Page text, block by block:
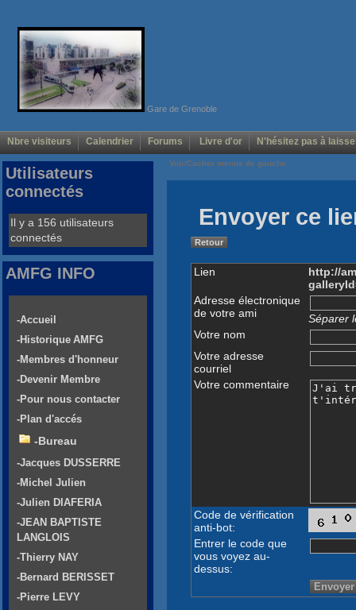
Gare de Grenoble
Nbre visiteurs Calendrier Forums Livre d'or N'hésitez pas à
Voir/Cacher menus de gauche
Envoyer ce
Retour
Lien
http://
Adresse électronique
de votre ami
Séparer
Votre nom
Votre adresse
courriel
Votre commentaire
Code de vérification
anti-bot:
Entrer le code que
vous voyez au-
dessus:
Utilisateurs
connectés
Il y a 156 utilisateurs
connectés
AMFG INFO
-Accueil
-Historique AMFG
-Membres d'honneur
-Devenir Membre
-Pour nous contacter
-Plan d'accés
-Bureau
-Jacques DUSSERRE
-Michel Julien
-Julien DIAFERIA
-JEAN BAPTISTE
LANGLOIS
-Thierry NAY
-Bernard BERISSET
-Pierre LEVY